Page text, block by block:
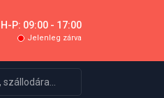
H-P: 09:00 - 17:00
Jelenleg zárva